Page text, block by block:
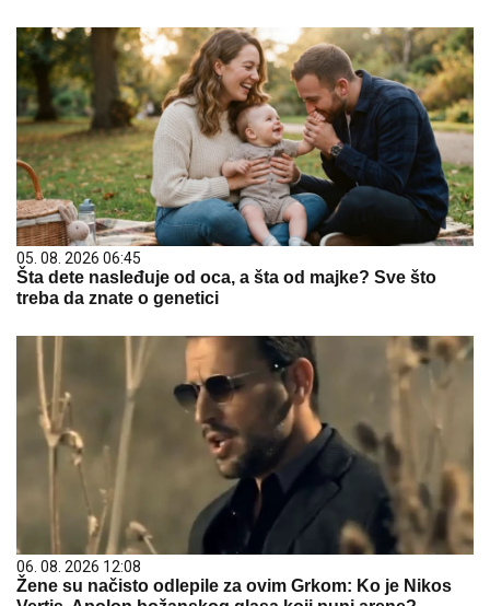
05. 08. 2026 06:45
Šta dete nasleđuje od oca, a šta od majke? Sve što
treba da znate o genetici
06. 08. 2026 12:08
Žene su načisto odlepile za ovim Grkom: Ko je Nikos